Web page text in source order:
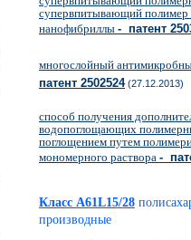
супервпитывающий полимер
нанофибриллы - патент
многослойный
патент 2502524(27.12.2013)
способ получения
водопоглощающих
поглощением путем
мономерного раствора -
Класс A61L15/28
производные